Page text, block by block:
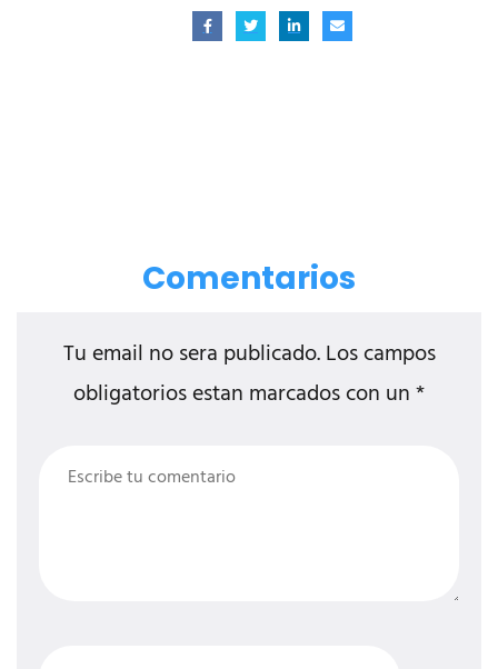
Comentarios
Tu email no sera publicado. Los campos
obligatorios estan marcados con un *